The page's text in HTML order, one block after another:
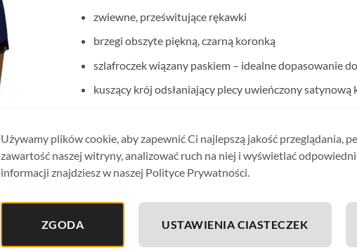
zwiewne, prześwitujące rękawki
brzegi obszyte piękną, czarną koronką
szlafroczek wiązany paskiem – idealne dopasowanie
kuszący krój odsłaniający plecy uwieńczony satynową
Bielizna jest nowa, z kompletem metek, oryginalnie
firmowe pudełko ze zdjęciem modelu – idealne na
Używamy plików cookie, aby zapewnić Ci najlepszą jakość przeglądania,
zawartość naszej witryny, analizować ruch na niej i wyświetlać
informacji znajdziesz w naszej Polityce Prywatności.
ZGODA USTAWIENIA CIASTECZEK